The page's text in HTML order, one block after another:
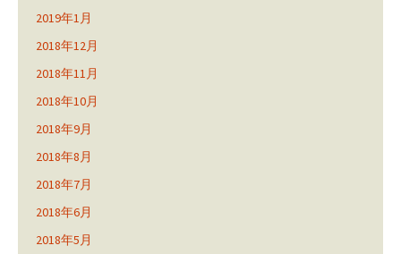
2019年1月
2018年12月
2018年11月
2018年10月
2018年9月
2018年8月
2018年7月
2018年6月
2018年5月